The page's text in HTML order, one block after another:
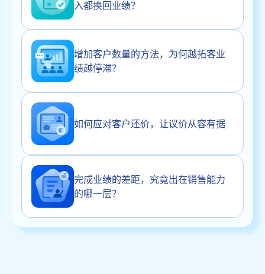
入都换回业绩？
增加客户数量的方法，为何越拓客业
绩越停滞？
如何应对客户还价，让议价从容有据
完成业绩的差距，究竟出在销售能力
的哪一层？